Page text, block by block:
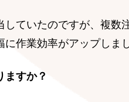
していたのですが、複数
作業効率がアップしまし
ますか？